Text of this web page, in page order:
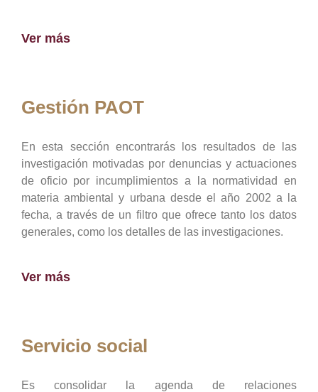
Ver más
Gestión PAOT
En esta sección encontrarás los resultados de las
investigación motivadas por denuncias y actuaciones
de oficio por incumplimientos a la normatividad en
materia ambiental y urbana desde el año 2002 a la
fecha, a través de un filtro que ofrece tanto los datos
generales, como los detalles de las investigaciones.
Ver más
Servicio social
Es consolidar la agenda de relaciones